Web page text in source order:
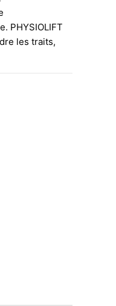
PHYSIOLIFT
les traits,